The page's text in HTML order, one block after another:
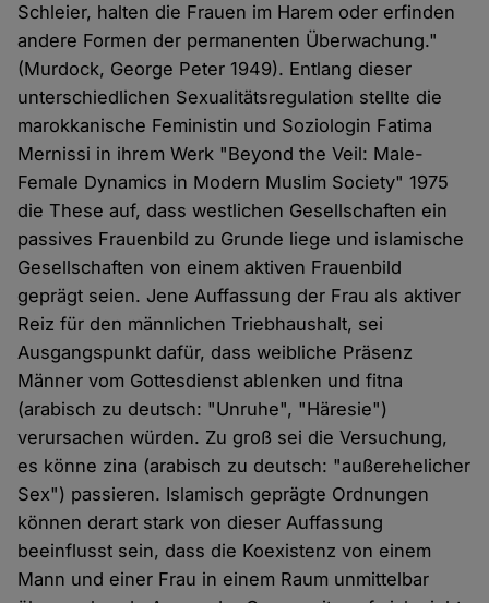
Schleier, halten die Frauen im Harem oder erfinden
andere Formen der permanenten Überwachung."
(Murdock, George Peter 1949). Entlang dieser
unterschiedlichen Sexualitätsregulation stellte die
marokkanische Feministin und Soziologin Fatima
Mernissi in ihrem Werk "Beyond the Veil: Male-
Female Dynamics in Modern Muslim Society" 1975
die These auf, dass westlichen Gesellschaften ein
passives Frauenbild zu Grunde liege und islamische
Gesellschaften von einem aktiven Frauenbild
geprägt seien. Jene Auffassung der Frau als aktiver
Reiz für den männlichen Triebhaushalt, sei
Ausgangspunkt dafür, dass weibliche Präsenz
Männer vom Gottesdienst ablenken und fitna
(arabisch zu deutsch: "Unruhe", "Häresie")
verursachen würden. Zu groß sei die Versuchung,
es könne zina (arabisch zu deutsch: "außerehelicher
Sex") passieren. Islamisch geprägte Ordnungen
können derart stark von dieser Auffassung
beeinflusst sein, dass die Koexistenz von einem
Mann und einer Frau in einem Raum unmittelbar